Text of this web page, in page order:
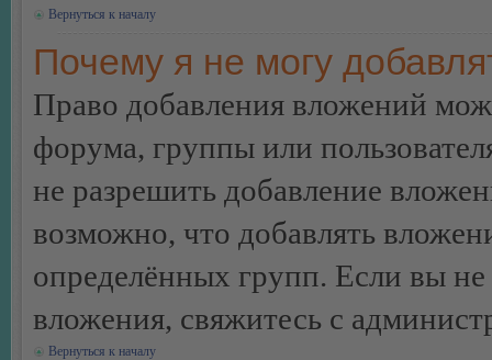
Вернуться к началу
Почему я не могу
Право добавления вложений
форума, группы или
не разрешить добавление
возможно, что добавлять
определённых групп. Если вы не
вложения, свяжитесь с
Вернуться к началу